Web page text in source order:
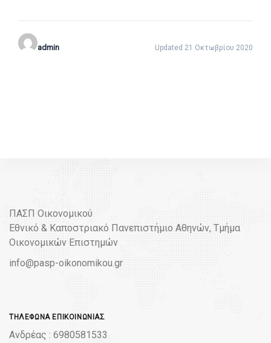
admin Updated 21 Οκτωβρίου 2020
ΠΑΣΠ Οικονομικού
Εθνικό & Καποστριακό Πανεπιστήμιο Αθηνών, Τμήμα
Οικονομικών Επιστημών
info@pasp-oikonomikou.gr
ΤΗΛΈΦΩΝΑ ΕΠΙΚΟΙΝΩΝΊΑΣ
Ανδρέας : 6980581533